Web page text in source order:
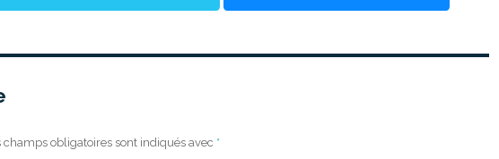
champs obligatoires sont indiqués avec *